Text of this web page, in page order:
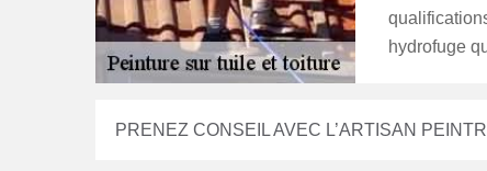
hydrofuge
PRENEZ CONSEIL AVEC L’ARTISAN